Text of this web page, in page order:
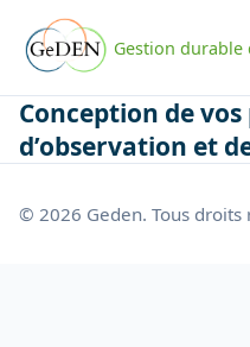
Gestion durable
Conception de
d’observation et
© 2026 Geden. Tous droits